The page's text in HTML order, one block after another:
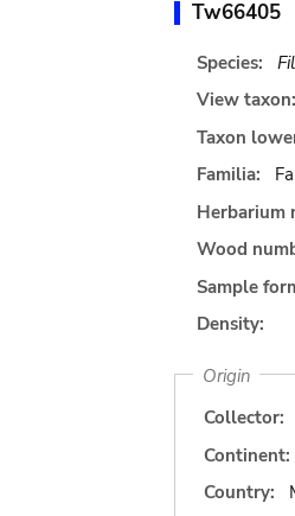
Tw66405
Species:
View taxon:
Taxon
Familia:
Herbarium
Wood
Sample
Density:
Origin
Collector:
Continent:
Country: